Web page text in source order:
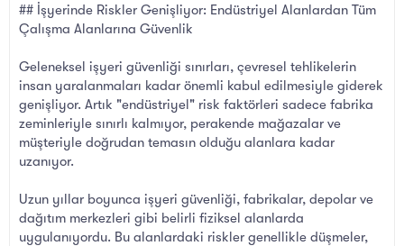
## İşyerinde Riskler Genişliyor: Endüstriyel Alanlardan Tüm
Çalışma Alanlarına Güvenlik
Geleneksel işyeri güvenliği sınırları, çevresel tehlikelerin
insan yaralanmaları kadar önemli kabul edilmesiyle giderek
genişliyor. Artık "endüstriyel" risk faktörleri sadece fabrika
zeminleriyle sınırlı kalmıyor, perakende mağazalar ve
müşteriyle doğrudan temasın olduğu alanlara kadar
uzanıyor.
Uzun yıllar boyunca işyeri güvenliği, fabrikalar, depolar ve
dağıtım merkezleri gibi belirli fiziksel alanlarda
uygulanıyordu. Bu alanlardaki riskler genellikle düşmeler,